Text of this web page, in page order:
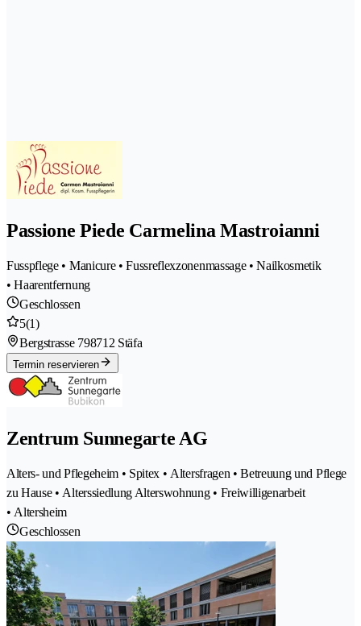
Passione Piede Carmelina Mastroianni
Fusspflege • Manicure • Fussreflexzonenmassage • Nailkosmetik
• Haarentfernung
Geschlossen
5(1)
Bergstrasse 798712 Stäfa
Termin reservieren
Zentrum Sunnegarte AG
Alters- und Pflegeheim • Spitex • Altersfragen • Betreuung und Pflege
zu Hause • Alterssiedlung Alterswohnung • Freiwilligenarbeit
• Altersheim
Geschlossen